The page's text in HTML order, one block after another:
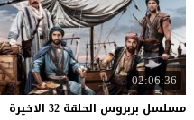
02:06:36
مسلسل بربروس الحلقة 32 الاخيرة